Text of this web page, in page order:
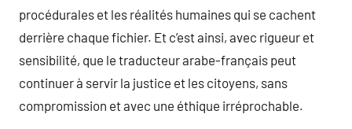
procédurales et les réalités humaines qui se cachent
derrière chaque fichier. Et c’est ainsi, avec rigueur et
sensibilité, que le traducteur arabe-français peut
continuer à servir la justice et les citoyens, sans
compromission et avec une éthique irréprochable.